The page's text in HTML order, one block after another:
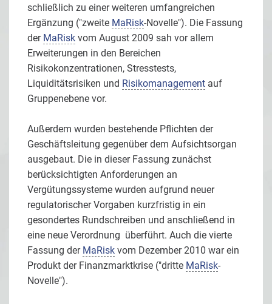
schließlich zu einer weiteren umfangreichen
Ergänzung ("zweite MaRisk-Novelle"). Die Fassung
der MaRisk vom August 2009 sah vor allem
Erweiterungen in den Bereichen
Risikokonzentrationen, Stresstests,
Liquiditätsrisiken und Risikomanagement auf
Gruppenebene vor.
Außerdem wurden bestehende Pflichten der
Geschäftsleitung gegenüber dem Aufsichtsorgan
ausgebaut. Die in dieser Fassung zunächst
berücksichtigten Anforderungen an
Vergütungssysteme wurden aufgrund neuer
regulatorischer Vorgaben kurzfristig in ein
gesondertes Rundschreiben und anschließend in
eine neue Verordnung überführt. Auch die vierte
Fassung der MaRisk vom Dezember 2010 war ein
Produkt der Finanzmarktkrise ("dritte MaRisk-
Novelle").